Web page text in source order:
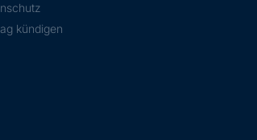
kündigen